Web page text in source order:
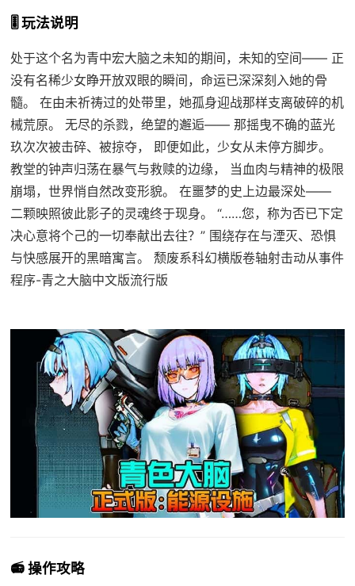
🎚️ 玩法说明
处于这个名为青中宏大脑之未知的期间，未知的空间—— 正
没有名稀少女睁开放双眼的瞬间，命运已深深刻入她的骨
髓。 在由未祈祷过的处带里，她孤身迎战那样支离破碎的机
械荒原。 无尽的杀戮，绝望的邂逅—— 那摇曳不确的蓝光
玖次次被击碎、被掠夺， 即便如此，少女从未停方脚步。
教堂的钟声归荡在暴气与救赎的边缘， 当血肉与精神的极限
崩塌，世界悄自然改变形貌。 在噩梦的史上边最深处——
二颗映照彼此影子的灵魂终于现身。 “……您，称为否已下定
决心意将个己的一切奉献出去往？” 围绕存在与湮灭、恐惧
与快感展开的黑暗寓言。 颓废系科幻横版卷轴射击动从事件
程序-青之大脑中文版流行版
📻 操作攻略